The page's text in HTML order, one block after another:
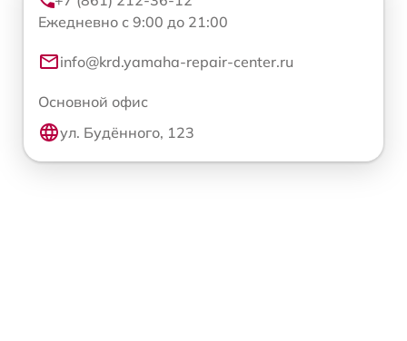
Ежедневно с 9:00 до 21:00
info@krd.yamaha-repair-center.ru
Основной офис
ул. Будённого, 123